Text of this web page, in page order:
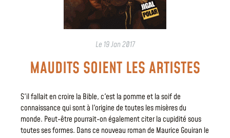
Le 19 Jan 2017
MAUDITS SOIENT LES ARTISTES
S'il fallait en croire la Bible, c'est la pomme et la soif de
connaissance qui sont à l'origine de toutes les misères du
monde. Peut-être pourrait-on également citer la cupidité sous
toutes ses formes. Dans ce nouveau roman de Maurice Gouiran le